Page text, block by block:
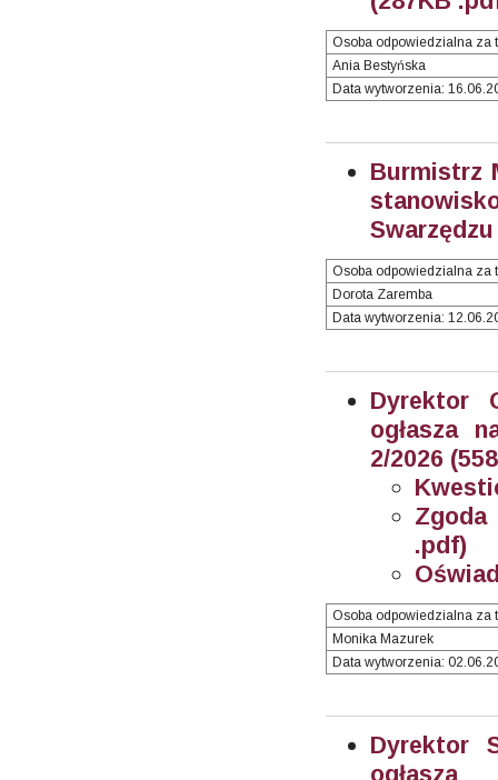
Osoba odpowiedzialna za
Ania Bestyńska
Data wytworzenia:
Burmistrz
Osoba odpowiedzialna za
Dorota Zaremba
Data wytworzenia:
Dyrektor
ogłasza
2/2026
Zgoda
.pdf)
Osoba odpowiedzialna za
Monika Mazurek
Data wytworzenia:
Dyrektor